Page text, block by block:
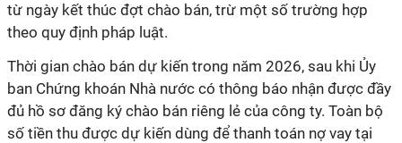
từ ngày kết thúc đợt chào bán, trừ một số trường hợp
theo quy định pháp luật.
Thời gian chào bán dự kiến trong năm 2026, sau khi Ủy
ban Chứng khoán Nhà nước có thông báo nhận được đầy
đủ hồ sơ đăng ký chào bán riêng lẻ của công ty. Toàn bộ
số tiền thu được dự kiến dùng để thanh toán nợ vay tại